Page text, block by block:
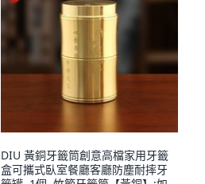
DIU 黃銅牙籤筒創意高檔家用牙籤
盒可攜式臥室餐廳客廳防塵耐摔牙